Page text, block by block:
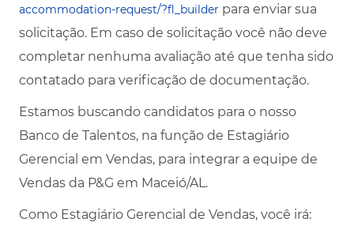
accommodation-request/?fl_builder para enviar sua
solicitação. Em caso de solicitação você não deve
completar nenhuma avaliação até que tenha sido
contatado para verificação de documentação.
Estamos buscando candidatos para o nosso
Banco de Talentos, na função de Estagiário
Gerencial em Vendas, para integrar a equipe de
Vendas da P&G em Maceió/AL.
Como Estagiário Gerencial de Vendas, você irá: